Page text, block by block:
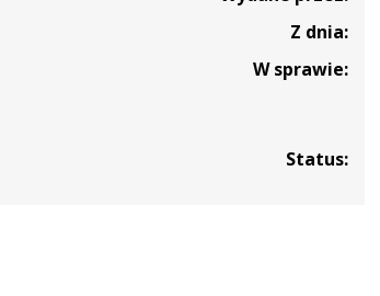
Z dnia:
W sprawie:
Status: